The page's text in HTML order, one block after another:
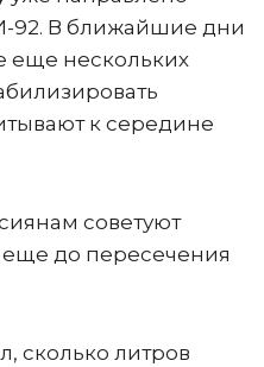
92. В ближайшие дни
еще нескольких
к середине
советуют
еще до пересечения
сколько литров